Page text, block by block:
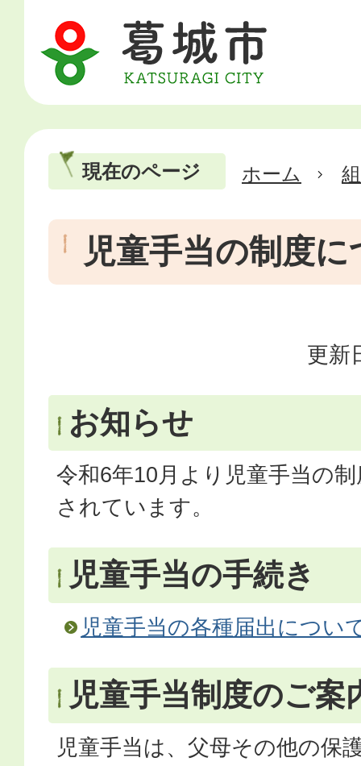
現在のページ ホーム
児童手当の制度に
更新
お知らせ
令和6年10月より児童手当の
されています。
児童手当の手続き
児童手当の各種届出につい
児童手当制度のご案
児童手当は、父母その他の保